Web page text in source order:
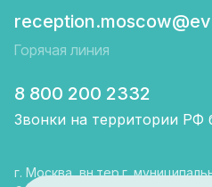
Горячая линия
8 800 200 2332
Звонки на территории РФ
г. Москва, вн.тер.г.